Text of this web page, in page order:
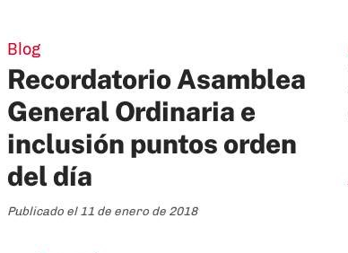
Blog
Recordatorio Asamblea
General Ordinaria e
inclusión puntos orden
del día
Publicado el 11 de enero de 2018